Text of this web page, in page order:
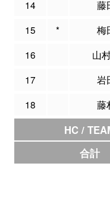
14
藤
15
* 梅
16
山
17
岩
18
藤
HC /
合計